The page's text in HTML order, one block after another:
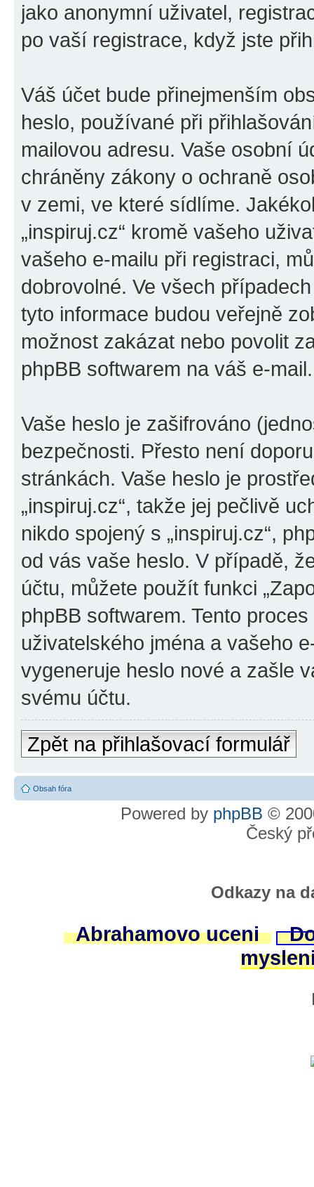
jako anonymní uživatel,
po vaší registrace, když jste
Váš účet bude přinejmenším
heslo, používané při
mailovou adresu. Vaše osobní
chráněny zákony o ochraně
v zemi, ve které sídlíme.
„inspiruj.cz“ kromě vašeho
vašeho e-mailu při registraci,
dobrovolné. Ve všech
tyto informace budou veřejně
možnost zakázat nebo povolit
phpBB softwarem na váš e-mail.
Vaše heslo je zašifrováno
bezpečnosti. Přesto není
stránkách. Vaše heslo je
„inspiruj.cz“, takže jej pečlivě
nikdo spojený s „inspiruj.cz“,
od vás vaše heslo. V případě,
účtu, můžete použít funkci
phpBB softwarem. Tento
uživatelského jména a vašeho
vygeneruje heslo nové a zašle
svému účtu.
Zpět na přihlašovací formulář
Obsah fóra
Powered by phpBB ©
Český
Odkazy na
Abrahamovo uceni